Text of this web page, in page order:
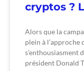
cryptos ?
Alors que la
plein à l’approche
s’enthousiasment
président Donald